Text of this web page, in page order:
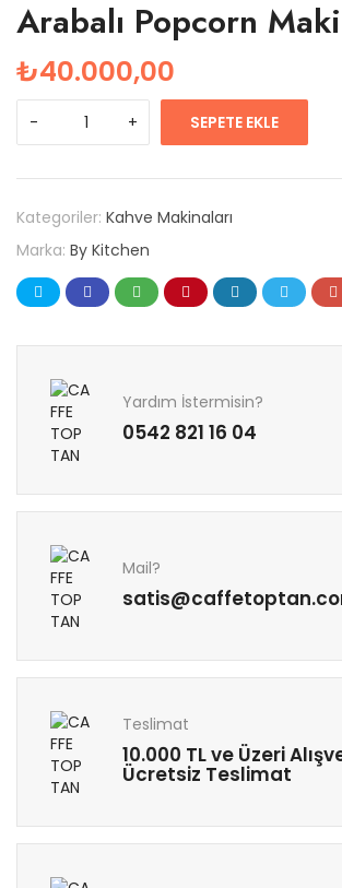
Arabalı Popcorn
₺40.000,00
SEPETE EKLE
Kategoriler: Kahve Makinaları
Marka: By Kitchen
Yardım İstermisin?
0542 821 16 04
Mail?
Teslimat
10.000 TL ve Üzeri
Ücretsiz Teslimat